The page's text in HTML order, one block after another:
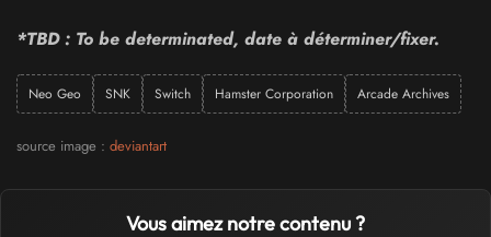
*TBD : To be determinated, date à déterminer/fixer.
Neo Geo SNK Switch Hamster Corporation Arcade Archives
source image : deviantart
Vous aimez notre contenu ?